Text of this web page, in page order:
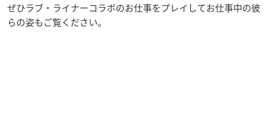
ぜひラブ・ライナーコラボのお仕事をプレイしてお仕事中の彼
らの姿もご覧ください。